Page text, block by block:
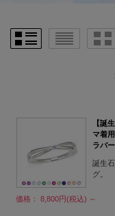
【誕
マ着
ラバ
誕生
グ。
価格： 8,800円(税込) ～